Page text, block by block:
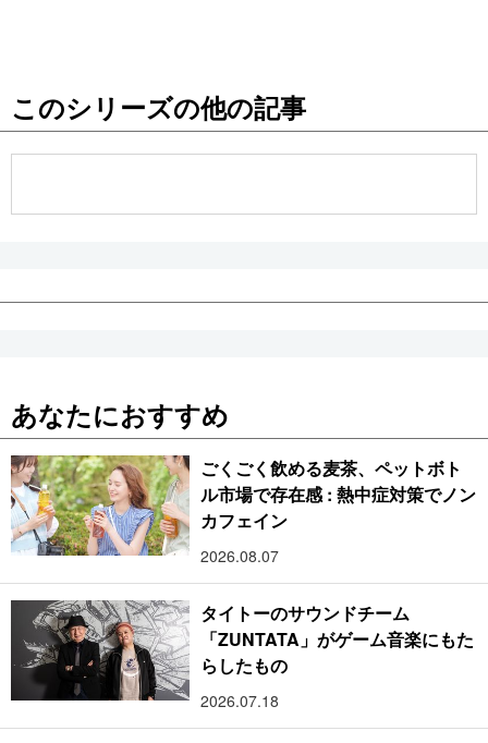
このシリーズの他の記事
あなたにおすすめ
ごくごく飲める麦茶、ペットボト
ル市場で存在感 : 熱中症対策でノン
カフェイン
2026.08.07
タイトーのサウンドチーム
「ZUNTATA」がゲーム音楽にもた
らしたもの
2026.07.18